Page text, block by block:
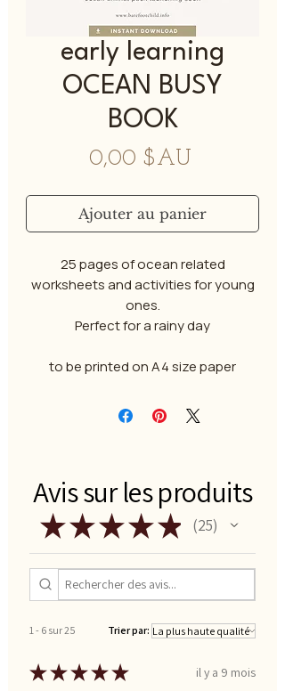
early learning
OCEAN BUSY
BOOK
0,00 $AU
Ajouter au panier
25 pages of ocean related
worksheets and activities for young
ones.
Perfect for a rainy day
to be printed on A4 size paper
Avis sur les produits
★★★★★ 25
25
1 - 6 sur 25 Trier par:
★★★★★ il y a 9 mois